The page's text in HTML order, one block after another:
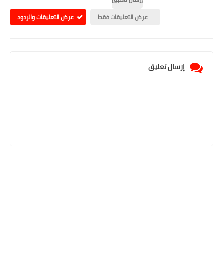
عرض التعليقات فقط
عرض التعليقات والردود
إرسال تعليق